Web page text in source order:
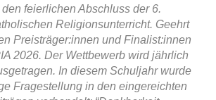
feierlichen Abschluss der 6.
Religionsunterricht. Geehrt
Preisträger:innen und Finalist:innen
2026. Der Wettbewerb wird jährlich
In diesem Schuljahr wurde
Fragestellung in den eingereichten